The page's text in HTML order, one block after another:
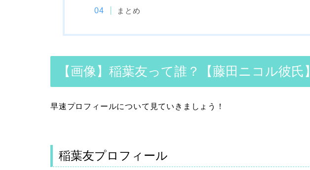
まとめ
【画像】稲葉友って誰？【藤田ニコル彼氏】
早速プロフィールについて見ていきましょう！
稲葉友プロフィール